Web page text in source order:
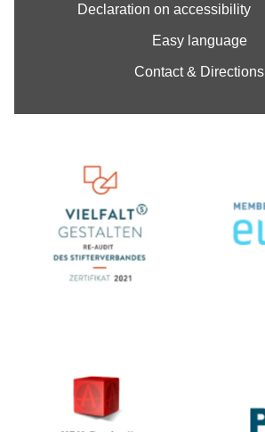
Declaration on accessibility
Easy language
Contact & Directions